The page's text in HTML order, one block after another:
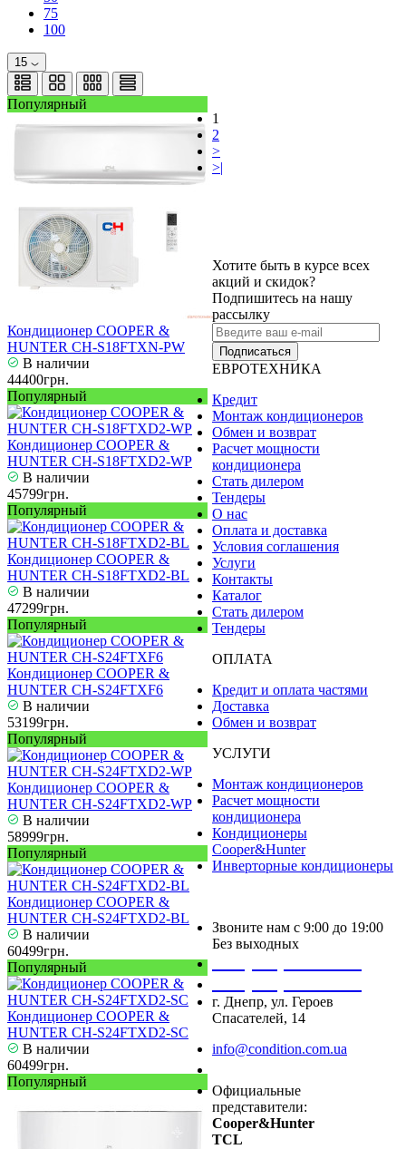
75
100
15
Популярный
Кондиционер COOPER &
HUNTER CH-S18FTXN-PW
В наличии
44400грн.
Популярный
Кондиционер COOPER &
HUNTER CH-S18FTXD2-WP
В наличии
45799грн.
Популярный
Кондиционер COOPER &
HUNTER CH-S18FTXD2-BL
В наличии
47299грн.
Популярный
Кондиционер COOPER &
HUNTER CH-S24FTXF6
В наличии
53199грн.
Популярный
Кондиционер COOPER &
HUNTER CH-S24FTXD2-WP
В наличии
58999грн.
Популярный
Кондиционер COOPER &
HUNTER CH-S24FTXD2-BL
В наличии
60499грн.
Популярный
Кондиционер COOPER &
HUNTER CH-S24FTXD2-SC
В наличии
60499грн.
Популярный
1
2
>
>|
Хотите быть в курсе всех
акций и скидок?
Подпишитесь на нашу
рассылку
Подписаться
ЕВРОТЕХНИКА
Кредит
Монтаж кондиционеров
Обмен и возврат
Расчет мощности
кондиционера
Стать дилером
Тендеры
О нас
Оплата и доставка
Условия соглашения
Услуги
Контакты
Каталог
Стать дилером
Тендеры
ОПЛАТА
Кредит и оплата частями
Доставка
Обмен и возврат
УСЛУГИ
Монтаж кондиционеров
Расчет мощности
кондиционера
Кондиционеры
Cooper&Hunter
Инверторные кондиционеры
Звоните нам с 9:00 до 19:00
Без выходных
г. Днепр, ул. Героев
Спасателей, 14
info@condition.com.ua
Официальные
представители:
Cooper&Hunter
TCL